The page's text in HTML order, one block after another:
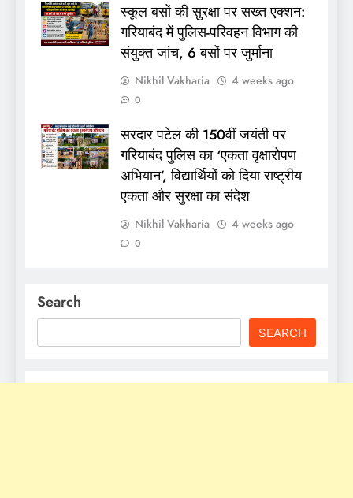
स्कूल बसों की सुरक्षा पर सख्त एक्शन:
गरियाबंद में पुलिस-परिवहन विभाग की
संयुक्त जांच, 6 बसों पर जुर्माना
Nikhil Vakharia 4 weeks ago
0
सरदार पटेल की 150वीं जयंती पर
गरियाबंद पुलिस का ‘एकता वृक्षारोपण
अभियान’, विद्यार्थियों को दिया राष्ट्रीय
एकता और सुरक्षा का संदेश
Nikhil Vakharia 4 weeks ago
0
Search
SEARCH